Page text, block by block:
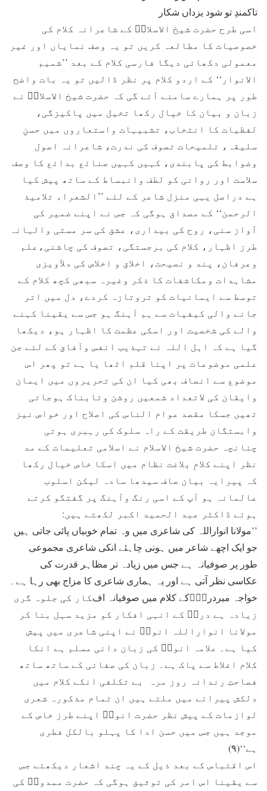
تاکمندِ تو شود یزداں شکار
اسی طرح حضرت شیخ الاسلامؒ کے شاعرانہ کلام کی
خصوصیات کا مطالعہ کریں تو یہ وصف نمایاں اور غیر
معمولی دکھائی دیگا فارسی کلام کے بعد ’’شمیم
الانوار‘‘ کے اردو کلام پر نظر ڈالیں تو یہ بات واضح
طور پر ہمارے سامنے آئے گی کہ حضرت شیخ الاسلامؒ نے
زبان و بیان کا خیال رکھا تخیل میں پاکیزگی،
لفظیات کا انتخاب، تشبیہات واستعاروں میں حسنِ
سلیقہ، تلمیحات تصوف کی ندرت، شاعرانہ اصول
وضوابط کی پابندی، کہیں کہیں صنائع بدائع کا وصف
سلاست اور روانی کو لطف وانبساط کے ساتھ پیش کیا
ہے دراصل یہی منزل شاعر کے لئے ’’الشعراء تلامیذ
الرحمن‘‘ کے مصداق ہوگی کہ جس نے اپنے ضمیر کی
آواز سنی، روح کی بیداری، عشق کی سر مستی والہانہ
طرز اظہار، کلام کی برجستگی، تصوف کی چاشنی،علم
وعرفان، پند و نصیحت، اخلاق و اخلاص کی دلآویزی
مشاہدات ومکاشفات کا ذکر وغیرہ سبھی کچھ کلام کے
توسط سے ایمانیات کو تروتازہ کردے، دل میں اتر
جانے والی کیفیات سے ہم آہنگ ہو جس سے یقینا کہنے
والے کی شخصیت اور اسکی عظمت کا اظہار ہو، دیکھا
گیا ہے کہ اہل اللہ نے تہذیب انفس وآفاق کے لئے جن
علمی موضوعات پر اپنا قلم اٹھا یا ہے تو پھر اس
موضوع سے انصاف بھی کیا ان کی تحریروں میں ایمان
وایقان کی لاتعداد شمعیں روشن وتابناک ہوجاتی
تھیں جسکا مقصد عوام الناس کی اصلاح اور خواص نیز
وابستگان طریقت کے راہ سلوک کی رہبری ہوتی
چنانچہ حضرت شیخ الاسلام نے اسلامی تعلیمات کے مد
نظر اپنے کلامِ بلاغت نظام میں اسکا خاص خیال رکھا
کہ پیرایہ بیان صاف سیدھا سادہ لیکن اسلوب
عالمانہ ہو آپ کے اسی رنگ وآہنگ پر گفتگو کرتے
ہوئے ڈاکٹر عبد الحمید اکبر لکھتے ہیں:
’’مولانا انواراللہ کی شاعری میں وہ تمام خوبیاں پائی جاتی ہیں
جو ایک اچھے شاعر میں ہونی چاہئے انکی شاعری مجموعی
طور پر صوفیانہ ہے جس میں زیادہ تر مظاہر قدرت کی
عکاسی نظر آتی ہے اور یہ ہماری شاعری کا مزاج بھی رہا ہے۔
خواجہ میردردؔؔکے کلام میں صوفیانہ افکار کی جلوہ گری
زیادہ ہے دردؔ کے انہی افکار کو مزید سہل بنا کر
مولانا انواراللہ انورؔ نے اپنی شاعری میں پیش
کیا ہے۔ علامہ انورؔ کی زبان دانی مسلم ہے انکا
کلام اغلاط سے پاک ہے۔ زبان کی صفائی کے ساتھ ساتھ
فصاحتِ رندانہ روز مرہ بے تکلفی انکے کلام میں
دلکش پیرائے میں ملتے ہیں ان تمام مذکورہ شعری
لوازمات کے پیش نظر حضرت انورؔ اپنے طرز خاص کے
موجد ہیں جس میں حسن ادا کا پہلو بالکل فطری
ہے‘‘(۹)
اس اقتباس کے بعد ذیل کے یہ چند اشعار دیکھئے جس
سے یقینا اس امر کی توثیق ہوگی کہ حضرت ممدوحؒ کی